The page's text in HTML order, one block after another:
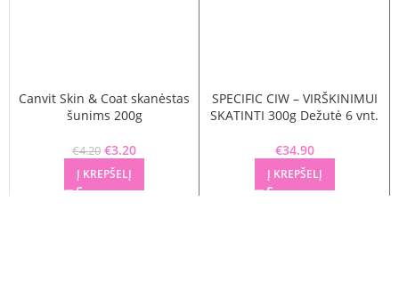
Canvit Skin & Coat skanėstas
šunims 200g
€4.20 Original price was: €4.20.
€3.20
Į KREPŠELĮ
SPECIFIC CIW – VIRŠKINIMUI
SKATINTI 300g Dežutė 6 vnt.
€34.90
Į KREPŠELĮ